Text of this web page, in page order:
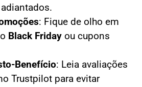
: Fique de olho em
Black Friday ou cupons
Benefício: Leia avaliações
Trustpilot para evitar